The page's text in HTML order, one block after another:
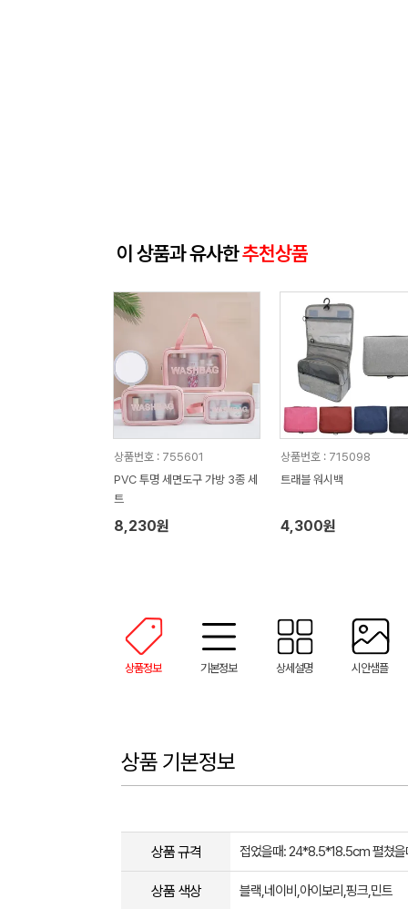
이 상품과 유사한추천상품
상품번호 : 755601
PVC 투명 세면도구 가방 3종 세
트
8,230원
상품번호 : 715098
트래블 워시백
4,300원
상품정보 기본정보 상세설명 시안샘플
상품 기본정보
상품 규격 접었을때: 24*8.5*18.5cm 펼쳤
상품 색상 블랙,네이비,아이보리,핑크,민트